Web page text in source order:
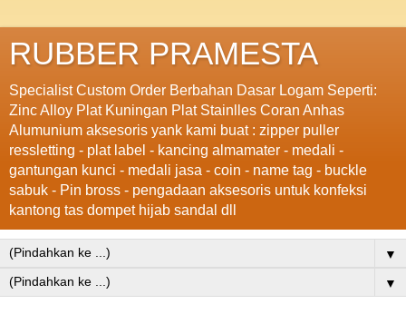
RUBBER PRAMESTA
Specialist Custom Order Berbahan Dasar Logam Seperti:
Zinc Alloy Plat Kuningan Plat Stainlles Coran Anhas
Alumunium aksesoris yank kami buat : zipper puller
ressletting - plat label - kancing almamater - medali -
gantungan kunci - medali jasa - coin - name tag - buckle
sabuk - Pin bross - pengadaan aksesoris untuk konfeksi
kantong tas dompet hijab sandal dll
▼
▼